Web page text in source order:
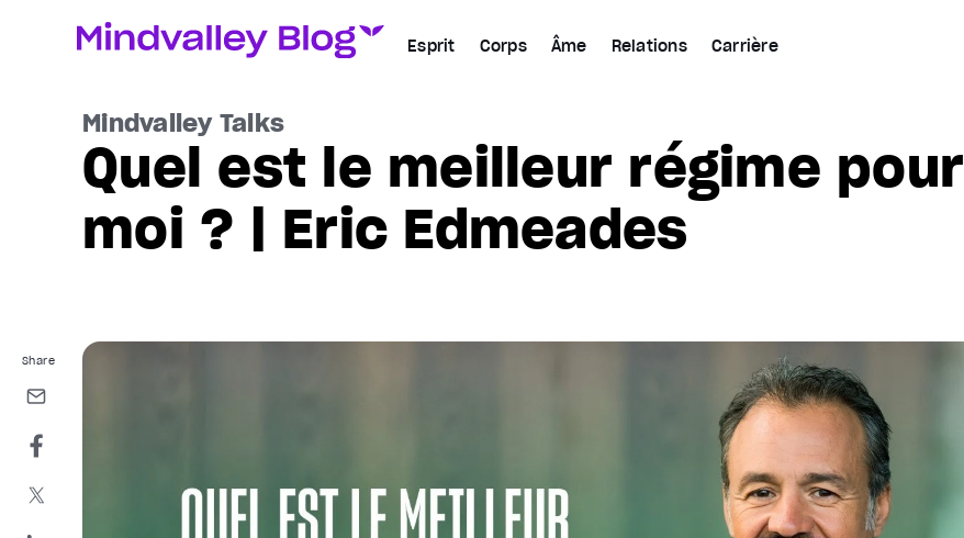
Esprit Corps Âme Relations Carrière
Mindvalley Talks
Quel est le meilleur régime pour
moi ? | Eric Edmeades
Share